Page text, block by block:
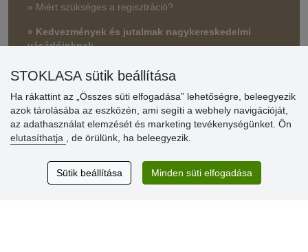
» Miért szükséges a regisztráció?
» Kedvezmények és jutalmak nagykereskedelmi
vásárlóinknak
» Súgó
Vásárlók
értékelése
Excellent service
Thank you.
STOKLASA sütik beállítása
Ha rákattint az „Összes süti elfogadása” lehetőségre, beleegyezik
azok tárolásába az eszközén, ami segíti a webhely navigációját,
az adathasználat elemzését és marketing tevékenységünket. Ön
elutasíthatja
, de örülünk, ha beleegyezik.
Sütik beállítása Minden süti elfogadása